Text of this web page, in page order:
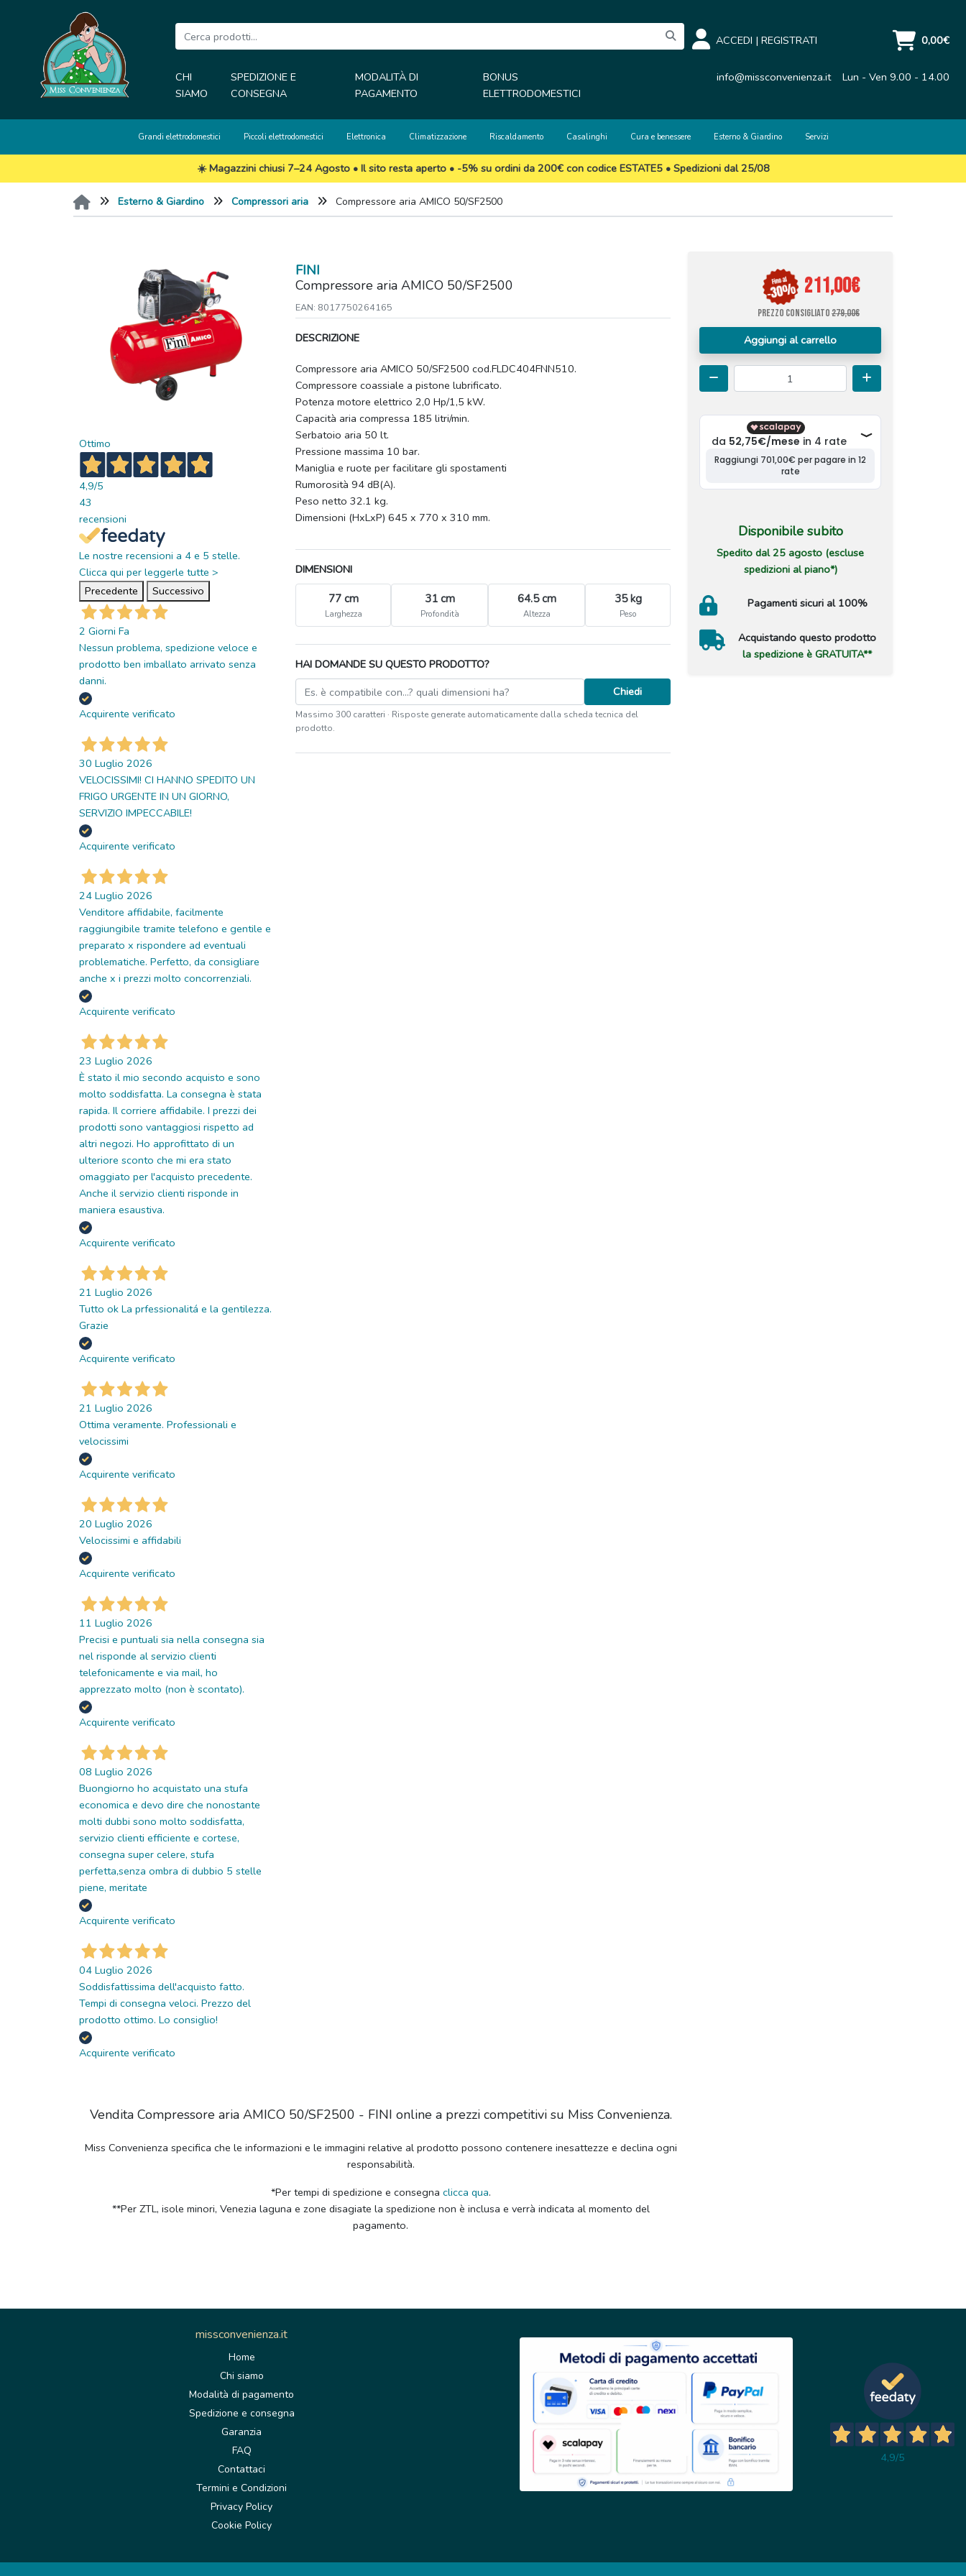
ACCEDI | REGISTRATI 0,00€
CHI
SIAMO
SPEDIZIONE E
CONSEGNA
MODALITÀ DI
PAGAMENTO
BONUS
ELETTRODOMESTICI
info@missconvenienza.it Lun - Ven 9.00 - 14.00
Grandi elettrodomestici Piccoli elettrodomestici Elettronica Climatizzazione Riscaldamento Casalinghi Cura e benessere Esterno & Giardino Servizi
☀️ Magazzini chiusi 7–24 Agosto • Il sito resta aperto • -5% su ordini da 200€ con codice ESTATE5 • Spedizioni dal 25/08
Esterno & Giardino Compressori aria Compressore aria AMICO 50/SF2500
Ottimo
4,9/5
43
recensioni
Le nostre recensioni a 4 e 5 stelle.
Clicca qui per leggerle tutte >
Precedente
Successivo
2 Giorni Fa
Nessun problema, spedizione veloce e
prodotto ben imballato arrivato senza
danni.
Acquirente verificato
30 Luglio 2026
VELOCISSIMI! CI HANNO SPEDITO UN
FRIGO URGENTE IN UN GIORNO,
SERVIZIO IMPECCABILE!
Acquirente verificato
24 Luglio 2026
Venditore affidabile, facilmente
raggiungibile tramite telefono e gentile e
preparato x rispondere ad eventuali
problematiche. Perfetto, da consigliare
anche x i prezzi molto concorrenziali.
Acquirente verificato
23 Luglio 2026
È stato il mio secondo acquisto e sono
molto soddisfatta. La consegna è stata
rapida. Il corriere affidabile. I prezzi dei
prodotti sono vantaggiosi rispetto ad
altri negozi. Ho approfittato di un
ulteriore sconto che mi era stato
omaggiato per l'acquisto precedente.
Anche il servizio clienti risponde in
maniera esaustiva.
Acquirente verificato
21 Luglio 2026
Tutto ok La prfessionalitá e la gentilezza.
Grazie
Acquirente verificato
21 Luglio 2026
Ottima veramente. Professionali e
velocissimi
Acquirente verificato
20 Luglio 2026
Velocissimi e affidabili
Acquirente verificato
11 Luglio 2026
Precisi e puntuali sia nella consegna sia
nel risponde al servizio clienti
telefonicamente e via mail, ho
apprezzato molto (non è scontato).
Acquirente verificato
08 Luglio 2026
Buongiorno ho acquistato una stufa
economica e devo dire che nonostante
molti dubbi sono molto soddisfatta,
servizio clienti efficiente e cortese,
consegna super celere, stufa
perfetta,senza ombra di dubbio 5 stelle
piene, meritate
Acquirente verificato
04 Luglio 2026
Soddisfattissima dell'acquisto fatto.
Tempi di consegna veloci. Prezzo del
prodotto ottimo. Lo consiglio!
Acquirente verificato
FINI
Compressore aria AMICO 50/SF2500
EAN: 8017750264165
DESCRIZIONE
Compressore aria AMICO 50/SF2500 cod.FLDC404FNN510.
Compressore coassiale a pistone lubrificato.
Potenza motore elettrico 2,0 Hp/1,5 kW.
Capacità aria compressa 185 litri/min.
Serbatoio aria 50 lt.
Pressione massima 10 bar.
Maniglia e ruote per facilitare gli spostamenti
Rumorosità 94 dB(A).
Peso netto 32.1 kg.
Dimensioni (HxLxP) 645 x 770 x 310 mm.
DIMENSIONI
77 cm
Larghezza
31 cm
Profondità
64.5 cm
Altezza
35 kg
Peso
HAI DOMANDE SU QUESTO PRODOTTO?
Chiedi
Massimo 300 caratteri · Risposte generate automaticamente dalla scheda tecnica del
prodotto.
211,00€
PREZZO CONSIGLIATO279,00€
Aggiungi al carrello
Disponibile subito
Spedito dal 25 agosto (escluse
spedizioni al piano*)
Pagamenti sicuri al 100%
Acquistando questo prodotto
la spedizione è GRATUITA**
Vendita Compressore aria AMICO 50/SF2500 - FINI online a prezzi competitivi su Miss Convenienza.
Miss Convenienza specifica che le informazioni e le immagini relative al prodotto possono contenere inesattezze e declina ogni
responsabilità.
*Per tempi di spedizione e consegna clicca qua.
**Per ZTL, isole minori, Venezia laguna e zone disagiate la spedizione non è inclusa e verrà indicata al momento del
pagamento.
missconvenienza.it
Home
Chi siamo
Modalità di pagamento
Spedizione e consegna
Garanzia
FAQ
Contattaci
Termini e Condizioni
Privacy Policy
Cookie Policy
4,9/5